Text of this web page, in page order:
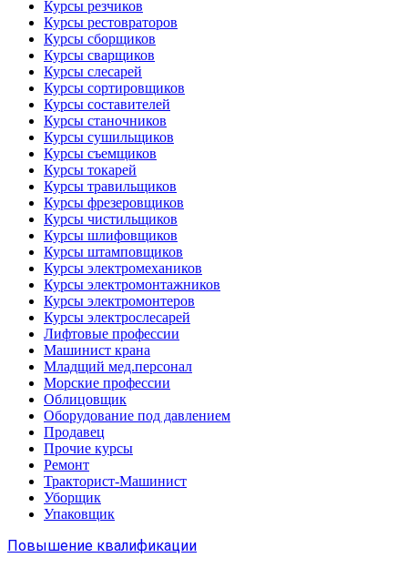
Курсы резчиков
Курсы рестовраторов
Курсы сборщиков
Курсы сварщиков
Курсы слесарей
Курсы сортировщиков
Курсы составителей
Курсы станочников
Курсы сушильщиков
Курсы съемщиков
Курсы токарей
Курсы травильщиков
Курсы фрезеровщиков
Курсы чистильщиков
Курсы шлифовщиков
Курсы штамповщиков
Курсы электромехаников
Курсы электромонтажников
Курсы электромонтеров
Курсы электрослесарей
Лифтовые профессии
Машинист крана
Младщий мед.персонал
Морские профессии
Облицовщик
Оборудование под давлением
Продавец
Прочие курсы
Ремонт
Тракторист-Машинист
Уборщик
Упаковщик
Повышение квалификации